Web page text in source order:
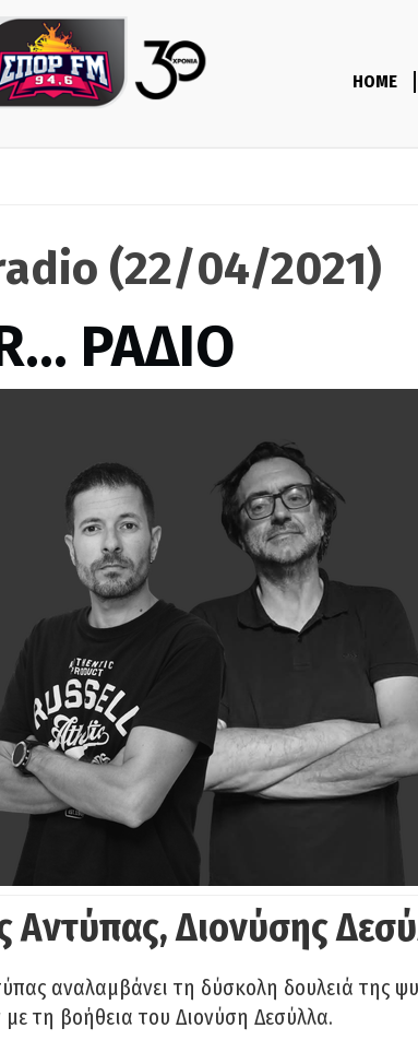
HOME
(22/04/2021)
ΡΑΔΙΟ
Αντύπας, Διονύσης
αναλαμβάνει τη δύσκολη δουλειά της
τη βοήθεια του Διονύση Δεσύλλα.